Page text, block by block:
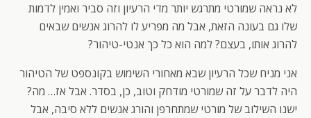
לא נראה שמורטי מתרגש יותר מדי הרעיון וזה סביר ואמין לדמות
שלו גם בעונה הזאת, אבל מה מפריע לו להרוג אנשים שבאים
להרוג אותו, בעצם? למה הוא כל כך אנטי-טיהור?
אני מניח שכל הרעיון שבא מאחורי השימוש בקונספט של הטיהור
היה לדבר על זה שמורטי מודחק וטוב, כן, בסדר. אבל אז… מה?
ישנו השילוב של מורטי שמתחרפן והורג אנשים ללא סיבה, אבל